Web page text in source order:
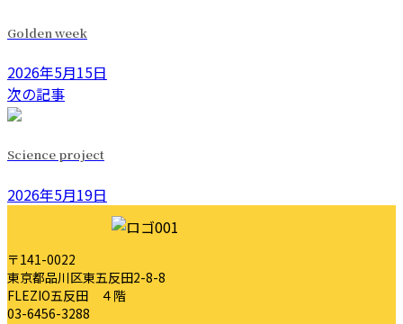
Golden week
2026年5月15日
次の記事
Science project
2026年5月19日
〒141-0022
東京都品川区東五反田2-8-8
FLEZIO五反田 ４階
03-6456-3288